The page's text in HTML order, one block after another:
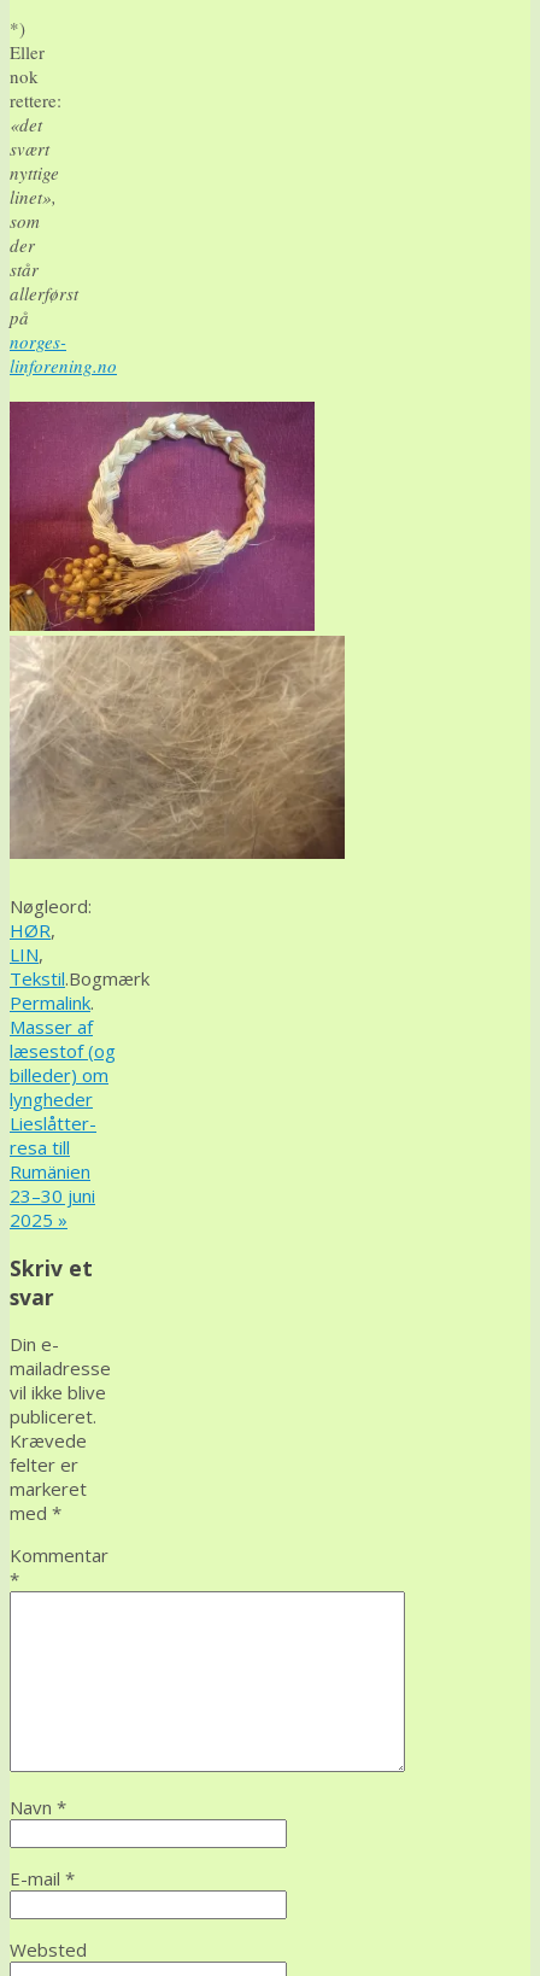
*)
Eller
nok
rettere:
«det
svært
nyttige
linet»,
som
der
står
allerførst
på
norges-
linforening.no
Nøgleord:
HØR,
LIN,
Tekstil.Bogmærk
Permalink.
Masser af
læsestof (og
billeder) om
lyngheder
Lieslåtter-
resa till
Rumänien
23–30 juni
2025 »
Skriv et
svar
Din e-
mailadresse
vil ikke blive
publiceret.
Krævede
felter er
markeret
med *
Kommentar
*
Navn *
E-mail *
Websted